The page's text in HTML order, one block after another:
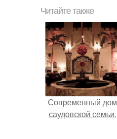
Читайте также
Современный дом
саудовской семьи.